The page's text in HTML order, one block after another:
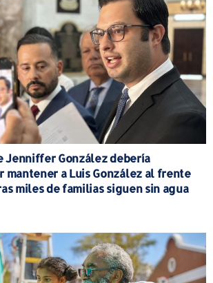
Jenniffer González debería
mantener a Luis González al frente
miles de familias siguen sin agua